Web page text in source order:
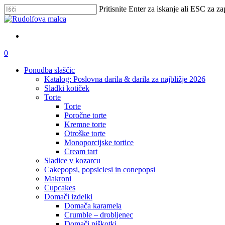
Skip
to
content
Pritisnite Enter za iskanje ali ESC za
Zapri
išči
account
0
Ponudba slaščic
Katalog: Poslovna darila & darila za najbližje 2026
Sladki kotiček
Torte
Torte
Poročne torte
Kremne torte
Otroške torte
Monoporcijske tortice
Cream tart
Sladice v kozarcu
Cakepopsi, popsiclesi in conepopsi
Makroni
Cupcakes
Domači izdelki
Domača karamela
Crumble – drobljenec